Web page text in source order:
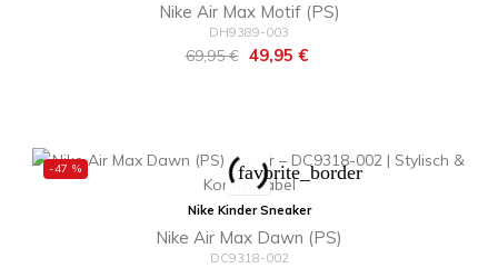
Nike Air Max Motif (PS)
DH9389-003
Regulärer
69,95 € Preis
49,95 €
-47 % favorite_border
Nike Kinder Sneaker
Nike Air Max Dawn (PS)
DC9318-002